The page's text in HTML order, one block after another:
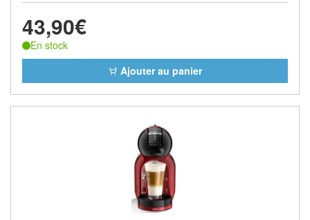
43,90€
En stock
Ajouter au panier